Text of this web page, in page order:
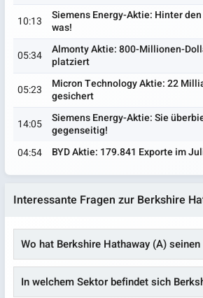
10:13
Siemens Energy-Aktie: Hinter
was!
05:34
Almonty Aktie: 800-Millionen-
platziert
05:23
Micron Technology Aktie: 22
gesichert
14:05
Siemens Energy-Aktie: Sie
gegenseitig!
04:54
BYD Aktie: 179.841 Exporte im
Interessante Fragen zur Berkshire
Wo hat Berkshire Hathaway (A)
In welchem Sektor befindet sich